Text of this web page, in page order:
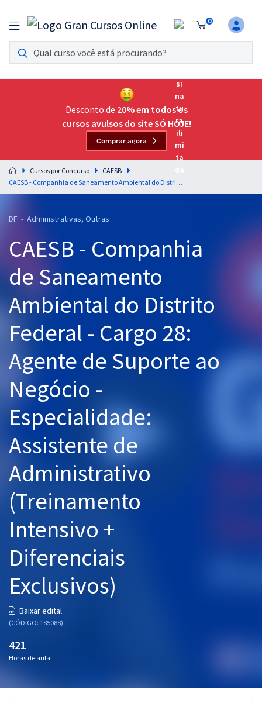
0
Assinatura Ilimitada 11
Acesso a todos os cursos. Teste grátis por 7 dias!
Assinatura OAB Até Passar
Acesso ilimitado a toda preparação para o Exame da
Residências Multiprofissionais
Preparação completa e intensiva para as principais
residências em saúde do Brasil
Cursos 20% OFF
Pós
Graduação
OAB
Questões grátis
Aprovados
Desconto de 20% em todos os
cursos avulsos do site SÓ HOJE!
Comprar agora
Cursos por Concurso
CAESB
CAESB - Companhia de Saneamento Ambiental do Distrito Federal - Cargo 28: Agente de Suporte ao Negócio - Especialidade: Assistente de Administrativo (Treinamento Intensivo + Diferenciais Exclusivos)
DF - Administrativas, Outras
CAESB - Companhia
de Saneamento
Ambiental do Distrito
Federal - Cargo 28:
Agente de Suporte ao
Negócio -
Especialidade:
Assistente de
Administrativo
(Treinamento
Intensivo +
Diferenciais
Exclusivos)
Baixar edital
(CÓDIGO: 185088)
421
Horas de aula